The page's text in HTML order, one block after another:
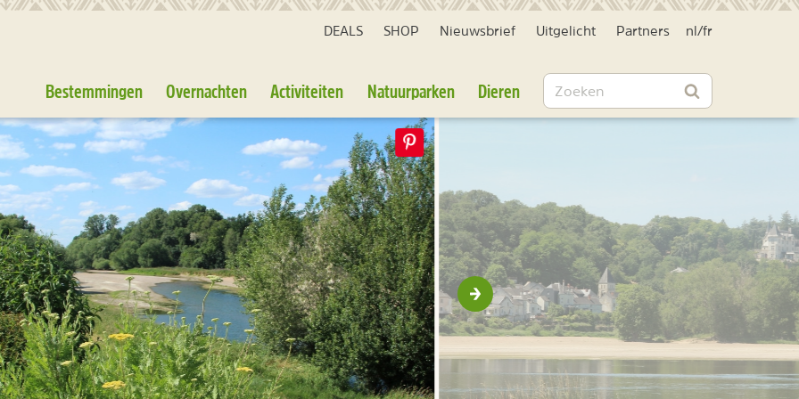
DEALS SHOP Nieuwsbrief Uitgelicht Partners nl /fr
Bestemmingen Overnachten Activiteiten Natuurparken Dieren Zoeken
Zoeken
Volgende